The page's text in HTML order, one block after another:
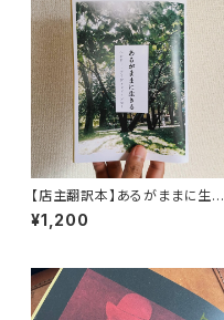
【店主翻訳本】あるがままに生き
る（moonlight books vol.2）
¥1,200